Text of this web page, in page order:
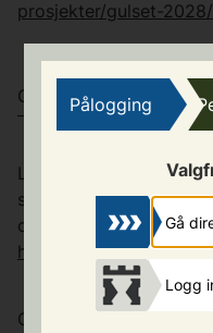
Pålogging
Gå
Logg
prosjekter/gulset-
OM ORGANISASJONEN
Legg inn
så fylles adressen inn
opp
https://www.brreg.no.
Organisasjonsnummer